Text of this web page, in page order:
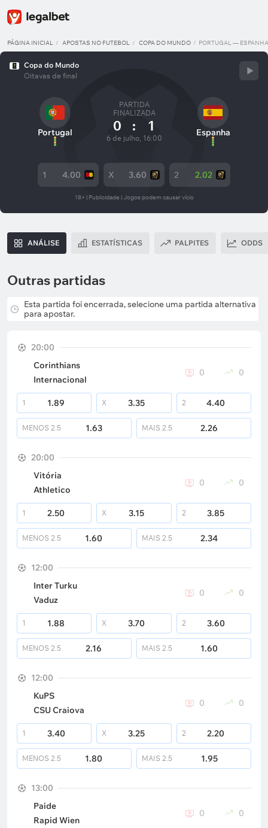
PÁGINA INICIAL APOSTAS NO FUTEBOL COPA DO MUNDO PORTUGAL — ESPANHA
Copa do Mundo
Oitavas de final
Portugal
PARTIDA
FINALIZADA
0 : 1
6 de julho, 16:00
Espanha
1 4.00 X 3.60 2 2.02
18+ | Publicidade | Jogos podem causar vício
ANÁLISE ESTATÍSTICAS PALPITES ODDS
Outras partidas
Esta partida foi encerrada, selecione uma partida alternativa
para apostar.
20:00
Corinthians
Internacional
0 0
1 1.89 X 3.35 2 4.40
MENOS 2.5 1.63 MAIS 2.5 2.26
20:00
Vitória
Athletico
0 0
1 2.50 X 3.15 2 3.85
MENOS 2.5 1.60 MAIS 2.5 2.34
12:00
Inter Turku
Vaduz
0 0
1 1.88 X 3.70 2 3.60
MENOS 2.5 2.16 MAIS 2.5 1.60
12:00
KuPS
CSU Craiova
0 0
1 3.40 X 3.25 2 2.20
MENOS 2.5 1.80 MAIS 2.5 1.95
13:00
Paide
Rapid Wien
0 0